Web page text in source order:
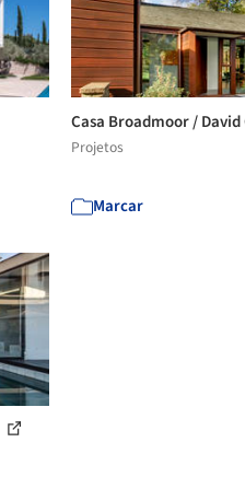
Casa Broadmoor /
Projetos
Marcar